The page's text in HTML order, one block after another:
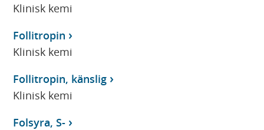
Klinisk kemi
Follitropin
Klinisk kemi
Follitropin, känslig
Klinisk kemi
Folsyra, S-